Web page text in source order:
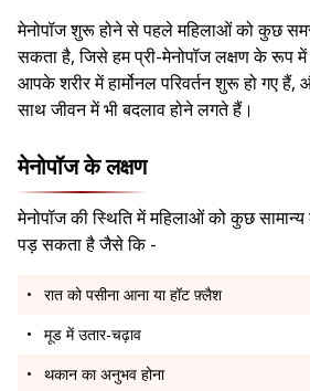
मेनोपॉज शुरू होने से पहले महिलाओं को कुछ
सकता है, जिसे हम प्री-मेनोपॉज लक्षण के रूप में
आपके शरीर में हार्मोनल परिवर्तन शुरू हो गए
साथ जीवन में भी बदलाव होने लगते हैं।
मेनोपॉज के लक्षण
मेनोपॉज की स्थिति में महिलाओं को कुछ सामान्य
पड़ सकता है जैसे कि -
रात को पसीना आना या हॉट फ़्लैश
मूड में उतार-चढ़ाव
थकान का अनुभव होना